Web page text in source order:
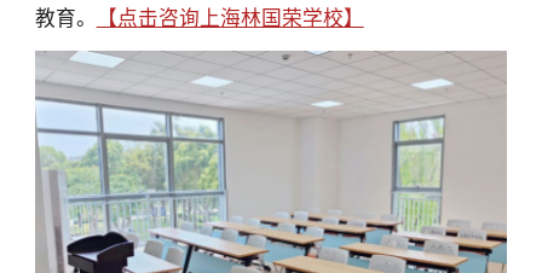
教育。
【点击咨询上海林国荣学校】